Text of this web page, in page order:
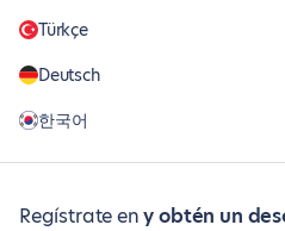
Türkçe
Deutsch
한국어
Regístrate eny obtén un